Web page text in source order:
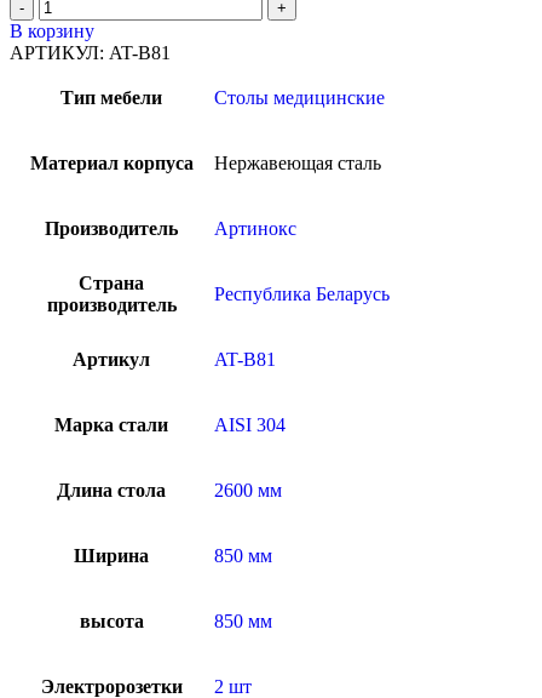
В корзину
АРТИКУЛ: AT-B81
Тип мебели Столы медицинские
Материал корпуса Нержавеющая сталь
Производитель Артинокс
Страна
производитель
Республика Беларусь
Артикул AT-B81
Марка стали AISI 304
Длина стола 2600 мм
Ширина 850 мм
высота 850 мм
Электророзетки 2 шт